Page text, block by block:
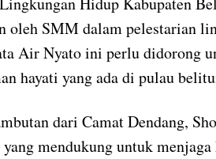
oleh SMM dalam pelestarian
Air Nyato ini perlu didorong
hayati yang ada di pulau
dari Camat Dendang,
mendukung untuk